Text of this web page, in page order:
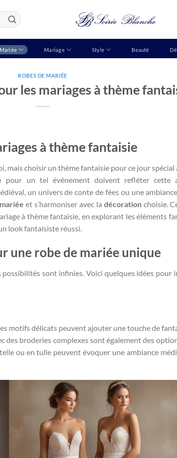
Mariage Style Beauté
ROBES DE MARIÉE
les mariages à thème
à thème fantaisie
mais choisir un thème fantaisie pour ce jour
pour un tel événement doivent refléter cette
un univers de conte de fées ou une
mariée et s’harmoniser avec la décorationchoisie.
à thème fantaisie, en explorant les éléments
look fantaisiste réussi.
une robe de mariée unique
possibilités sont infinies. Voici quelques idées pour
motifs délicats peuvent ajouter une touche de
des broderies complexes sont également des
ou en tulle peuvent évoquer une ambiance